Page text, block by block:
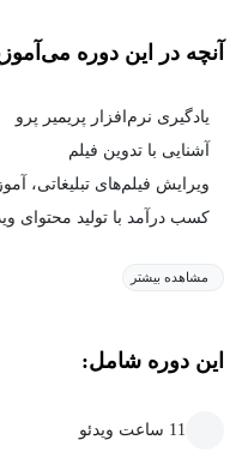
آنچه در این دوره
یادگیری نرم‌افزار پریمیر پرو
آشنایی با تدوین فیلم‌
ویرایش فیلم‌های تبلیغاتی،
کسب درآمد با تولید محتوای
مشاهده بیشتر
این دوره شامل:
11 ساعت ویدئو